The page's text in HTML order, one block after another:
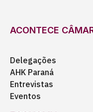
ACONTECE
Delegações
AHK Paraná
Entrevistas
Eventos